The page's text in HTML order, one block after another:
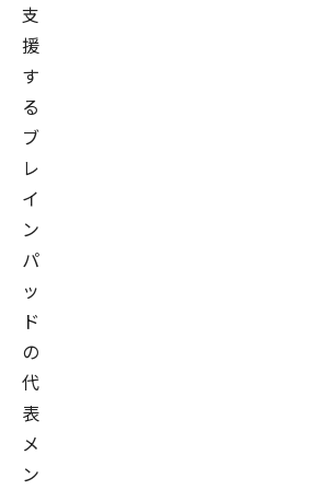
支
援
す
る
ブ
レ
イ
ン
パ
ッ
ド
の
代
表
メ
ン